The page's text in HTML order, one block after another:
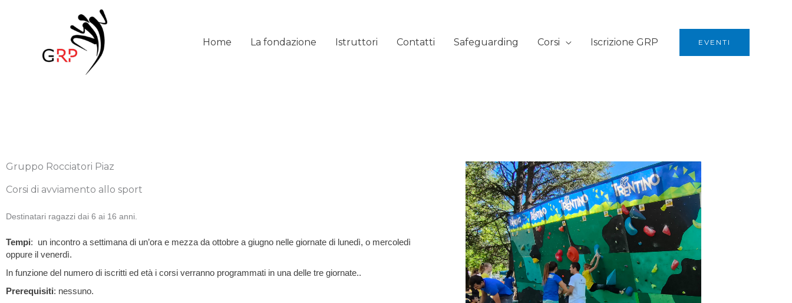
Home La fondazione Istruttori Contatti Safeguarding Corsi Iscrizione GRP EVENTI
Gruppo Rocciatori Piaz
Corsi di avviamento allo sport
Destinatari ragazzi dai 6 ai 16 anni.
Tempi: un incontro a settimana di un’ora e mezza da ottobre a giugno nelle giornate di lunedì, o mercoledì
oppure il venerdì.
In funzione del numero di iscritti ed età i corsi verranno programmati in una delle tre giornate..
Prerequisiti: nessuno.